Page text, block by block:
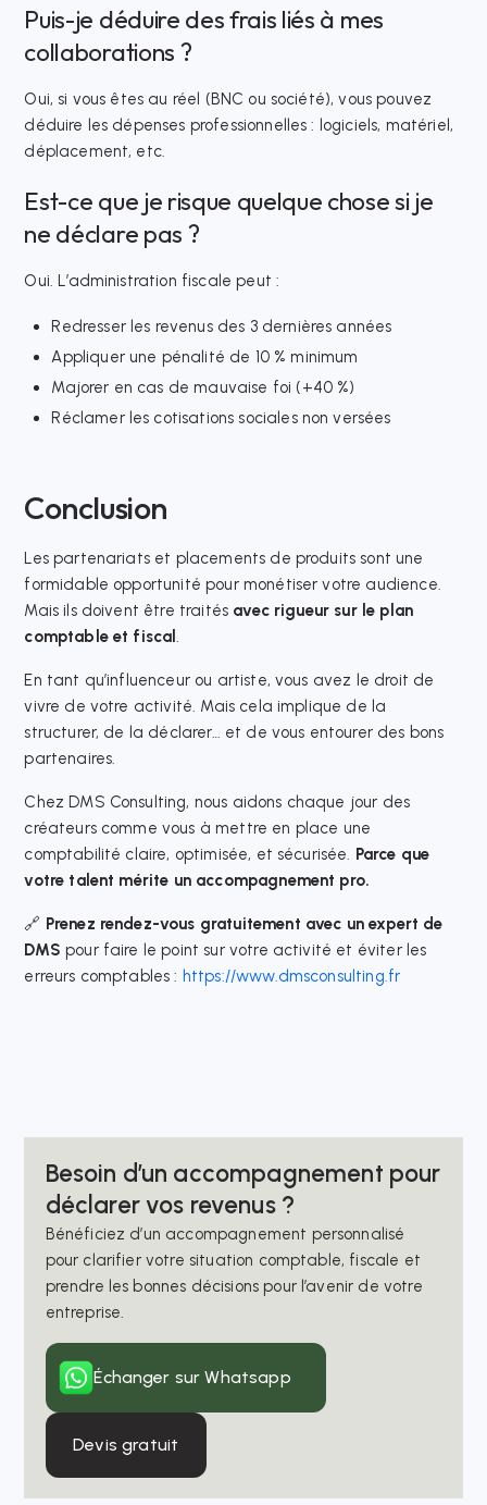
Puis-je déduire des frais liés à mes
collaborations ?
Oui, si vous êtes au réel (BNC ou société), vous pouvez
déduire les dépenses professionnelles : logiciels, matériel,
déplacement, etc.
Est-ce que je risque quelque chose si je
ne déclare pas ?
Oui. L’administration fiscale peut :
Redresser les revenus des 3 dernières années
Appliquer une pénalité de 10 % minimum
Majorer en cas de mauvaise foi (+40 %)
Réclamer les cotisations sociales non versées
Conclusion
Les partenariats et placements de produits sont une
formidable opportunité pour monétiser votre audience.
Mais ils doivent être traités avec rigueur sur le plan
comptable et fiscal
En tant qu’influenceur ou artiste, vous avez le droit de
vivre de votre activité. Mais cela implique de la
structurer, de la déclarer… et de vous entourer des bons
partenaires.
Chez DMS Consulting, nous aidons chaque jour des
créateurs comme vous à mettre en place une
comptabilité claire, optimisée, et sécurisée. Parce que
votre talent mérite un accompagnement pro.
🔗 Prenez rendez-vous gratuitement avec un expert de
DMS pour faire le point sur votre activité et éviter les
erreurs comptables : https://www.dmsconsulting.fr
Besoin d’un accompagnement pour
déclarer vos revenus ?
Bénéficiez d’un accompagnement personnalisé
pour clarifier votre situation comptable, fiscale et
prendre les bonnes décisions pour l’avenir de votre
entreprise.
Échanger sur Whatsapp
Devis gratuit